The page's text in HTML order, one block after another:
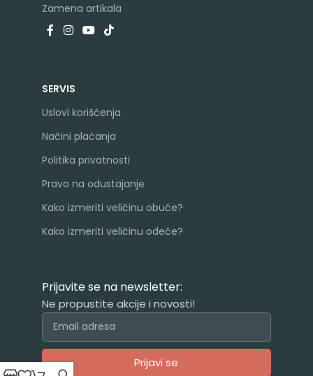
Zamena artikala
SERVIS
Uslovi korišćenja
Načini plaćanja
Politika privatnosti
Pravo na odustajanje
Kako izmeriti veličinu obuće?
Kako izmeriti veličinu odeće?
Prijavite se na newsletter:
Ne propustite akcije i novosti!
Prijavi se